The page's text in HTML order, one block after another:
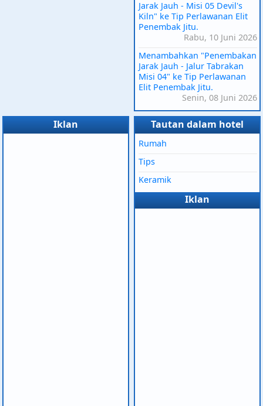
Jarak Jauh - Misi 05 Devil's
Kiln" ke Tip Perlawanan Elit
Penembak Jitu.
Rabu, 10 Juni 2026
Menambahkan "Penembakan
Jarak Jauh - Jalur Tabrakan
Misi 04" ke Tip Perlawanan
Elit Penembak Jitu.
Senin, 08 Juni 2026
Iklan Tautan dalam hotel
Rumah
Tips
Keramik
Iklan